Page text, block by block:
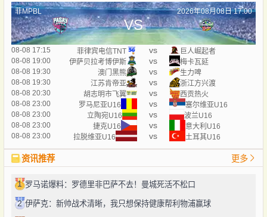
菲MPBL 2026年08月08日 17:00
VS
08-08 17:15 菲律宾电信TNT vs
巨人崛起者
08-08 19:00
伊萨贝拉考博伊斯 vs
梅卡瓦延
08-08 19:30
澳门黑熊 vs
生力啤
08-08 19:30
江苏肯帝亚 vs
浙江方兴渡
08-08 20:30
胡志明市飞翼 vs
西贡热火
08-08 23:00
罗马尼亚U16 vs
塞尔维亚U16
08-08 23:00
立陶宛U16 vs
波兰U16
08-08 23:00
捷克U16 vs
意大利U16
08-08 23:00
拉脱维亚U16 vs 土耳其U16
资讯推荐 更多
1 罗马诺爆料：罗德里非巴萨不去！曼城死活不松口
2 伊萨克：新帅战术清晰，我只想保持健康帮利物浦赢球